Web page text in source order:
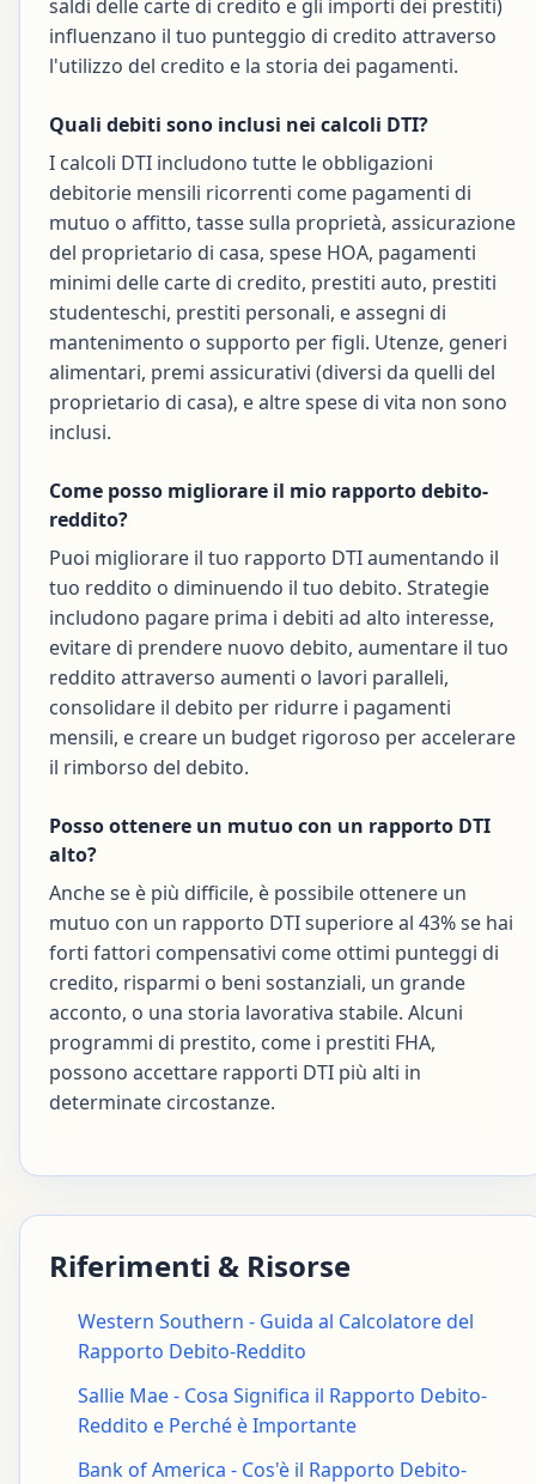
saldi delle carte di credito e gli importi dei prestiti)
influenzano il tuo punteggio di credito attraverso
l'utilizzo del credito e la storia dei pagamenti.
Quali debiti sono inclusi nei calcoli DTI?
I calcoli DTI includono tutte le obbligazioni
debitorie mensili ricorrenti come pagamenti di
mutuo o affitto, tasse sulla proprietà, assicurazione
del proprietario di casa, spese HOA, pagamenti
minimi delle carte di credito, prestiti auto, prestiti
studenteschi, prestiti personali, e assegni di
mantenimento o supporto per figli. Utenze, generi
alimentari, premi assicurativi (diversi da quelli del
proprietario di casa), e altre spese di vita non sono
inclusi.
Come posso migliorare il mio rapporto debito-
reddito?
Puoi migliorare il tuo rapporto DTI aumentando il
tuo reddito o diminuendo il tuo debito. Strategie
includono pagare prima i debiti ad alto interesse,
evitare di prendere nuovo debito, aumentare il tuo
reddito attraverso aumenti o lavori paralleli,
consolidare il debito per ridurre i pagamenti
mensili, e creare un budget rigoroso per accelerare
il rimborso del debito.
Posso ottenere un mutuo con un rapporto DTI
alto?
Anche se è più difficile, è possibile ottenere un
mutuo con un rapporto DTI superiore al 43% se hai
forti fattori compensativi come ottimi punteggi di
credito, risparmi o beni sostanziali, un grande
acconto, o una storia lavorativa stabile. Alcuni
programmi di prestito, come i prestiti FHA,
possono accettare rapporti DTI più alti in
determinate circostanze.
Riferimenti & Risorse
Western Southern - Guida al Calcolatore del
Rapporto Debito-Reddito
Sallie Mae - Cosa Significa il Rapporto Debito-
Reddito e Perché è Importante
Bank of America - Cos'è il Rapporto Debito-